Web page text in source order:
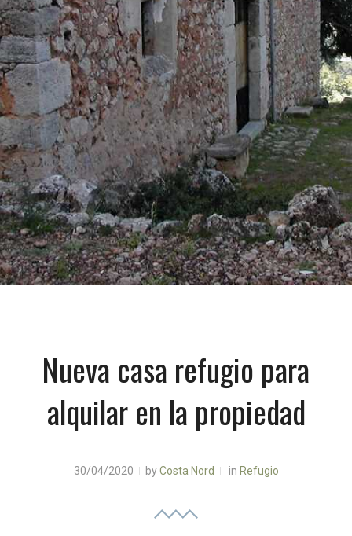
Nueva casa refugio para
alquilar en la propiedad
30/04/2020 byCosta Nord in Refugio